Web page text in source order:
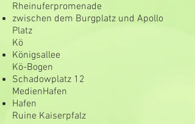
Rheinuferpromenade
zwischen dem Burgplatz und Apollo
Platz
Kö
Königsallee
Kö-Bogen
Schadowplatz 12
MedienHafen
Hafen
Ruine Kaiserpfalz